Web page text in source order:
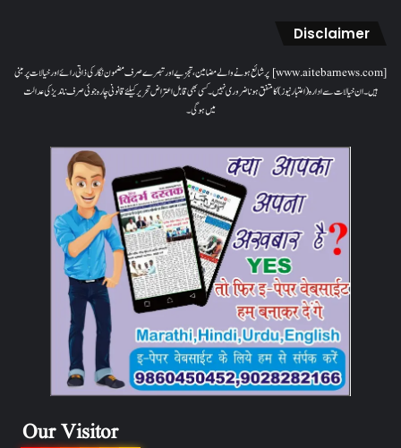
Disclaimer
[www.aitebarnews.com] پر شائع ہونے والے مضامین، تجزیے اور تبصرے صرف مضمون نگار کی ذاتی رائے اور خیالات پر مبنی
ہیں۔ ان خیالات سے ادارہ (اعتبار نیوز) کا متفق ہونا ضروری نہیں۔ کسی بھی قابل اعتراض تحریر کیلئے قانونی چارہ جوئی صرف ناندیڑ کی عدالت
میں ہوگی۔
Our Visitor